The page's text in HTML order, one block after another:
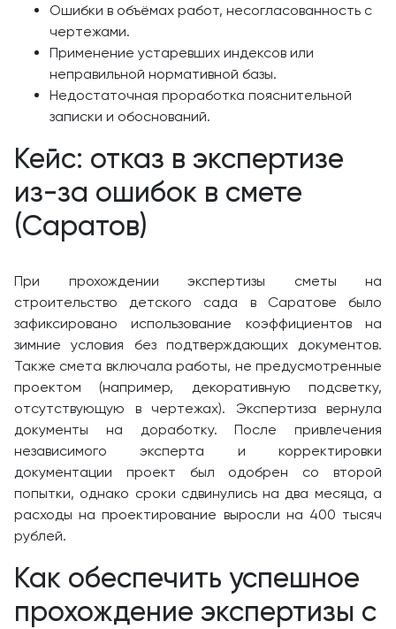
Ошибки в объёмах работ, несогласованность с
чертежами.
Применение устаревших индексов или
неправильной нормативной базы.
Недостаточная проработка пояснительной
записки и обоснований.
Кейс: отказ в экспертизе
из-за ошибок в смете
(Саратов)
При прохождении экспертизы сметы на
строительство детского сада в Саратове было
зафиксировано использование коэффициентов на
зимние условия без подтверждающих документов.
Также смета включала работы, не предусмотренные
проектом (например, декоративную подсветку,
отсутствующую в чертежах). Экспертиза вернула
документы на доработку. После привлечения
независимого эксперта и корректировки
документации проект был одобрен со второй
попытки, однако сроки сдвинулись на два месяца, а
расходы на проектирование выросли на 400 тысяч
рублей.
Как обеспечить успешное
прохождение экспертизы с